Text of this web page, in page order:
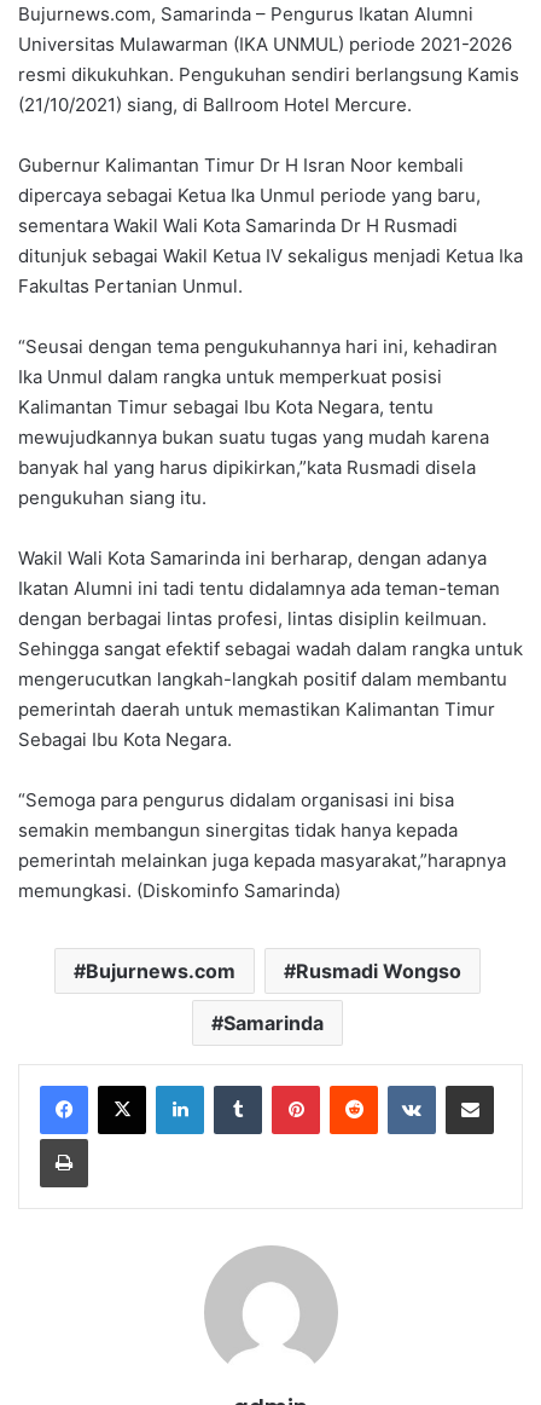
Bujurnews.com, Samarinda – Pengurus Ikatan Alumni
Universitas Mulawarman (IKA UNMUL) periode 2021-2026
resmi dikukuhkan. Pengukuhan sendiri berlangsung Kamis
(21/10/2021) siang, di Ballroom Hotel Mercure.
Gubernur Kalimantan Timur Dr H Isran Noor kembali
dipercaya sebagai Ketua Ika Unmul periode yang baru,
sementara Wakil Wali Kota Samarinda Dr H Rusmadi
ditunjuk sebagai Wakil Ketua IV sekaligus menjadi Ketua Ika
Fakultas Pertanian Unmul.
“Seusai dengan tema pengukuhannya hari ini, kehadiran
Ika Unmul dalam rangka untuk memperkuat posisi
Kalimantan Timur sebagai Ibu Kota Negara, tentu
mewujudkannya bukan suatu tugas yang mudah karena
banyak hal yang harus dipikirkan,”kata Rusmadi disela
pengukuhan siang itu.
Wakil Wali Kota Samarinda ini berharap, dengan adanya
Ikatan Alumni ini tadi tentu didalamnya ada teman-teman
dengan berbagai lintas profesi, lintas disiplin keilmuan.
Sehingga sangat efektif sebagai wadah dalam rangka untuk
mengerucutkan langkah-langkah positif dalam membantu
pemerintah daerah untuk memastikan Kalimantan Timur
Sebagai Ibu Kota Negara.
“Semoga para pengurus didalam organisasi ini bisa
semakin membangun sinergitas tidak hanya kepada
pemerintah melainkan juga kepada masyarakat,”harapnya
memungkasi. (Diskominfo Samarinda)
Bujurnews.com Rusmadi Wongso
Samarinda
LinkedInTumblr PinterestReddit VKontakteShare via Email
Print